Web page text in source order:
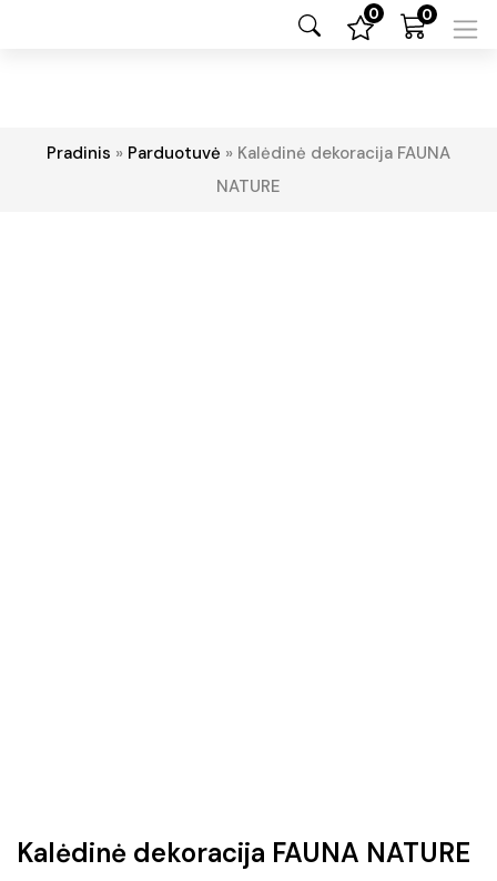
0 0
Pradinis » Parduotuvė » Kalėdinė dekoracija FAUNA
NATURE
Kalėdinė dekoracija FAUNA NATURE